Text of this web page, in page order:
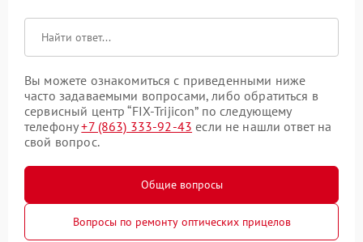
Вы можете ознакомиться с приведенными ниже
часто задаваемыми вопросами, либо обратиться в
сервисный центр “FIX-Trijicon” по следующему
телефону+7 (863) 333-92-43 если не нашли ответ на
свой вопрос.
Общие вопросы
Вопросы по ремонту оптических прицелов